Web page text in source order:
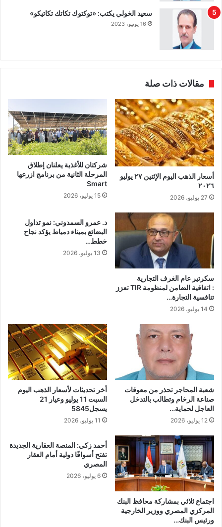
سعيد الخولي يكتب: «توكتوك تكاتك تكاتيكو»
16 يونيو، 2023
مقالات ذات صلة
أسعار الذهب اليوم الإثنين ٢٧ يوليو
٢٠٢٦
27 يوليو، 2026
شركتان للأغذية يعلنان إطلاق
المرحلة الثانية من برنامج ازرعها
Smart
15 يوليو، 2026
سكرتير عام الغرف التجارية
: اتفاقية الضامن لمنظومة TIR تعزز
تنافسية التجارة…
14 يوليو، 2026
د. عمرو السمدوني: نمو تداول
البضائع بميناء دمياط يؤكد نجاح
خطط…
13 يوليو، 2026
شعبة المحاجر تحذر من معوقات
صناعة الرخام وتطالب بالتدخل
العاجل لحماية…
12 يوليو، 2026
أخر تحديثات لأسعار الذهب اليوم
السبت 11 يوليو وعيار 21
يسجل5845
11 يوليو، 2026
اجتماع ثلاثي بمشاركة محافظ البنك
المركزي المصري ووزير الخارجية
ورئيس البنك…
أحمد زكي: المنصة العقارية الجديدة
تفتح أسواقًا دولية أمام العقار
المصري
6 يوليو، 2026